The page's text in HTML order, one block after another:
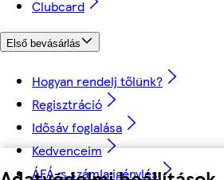
Clubcard
Első bevásárlás
Hogyan rendelj tőlünk?
Regisztráció
Idősáv foglalása
Kedvenceim
ÁFÁ-s számla igénylés